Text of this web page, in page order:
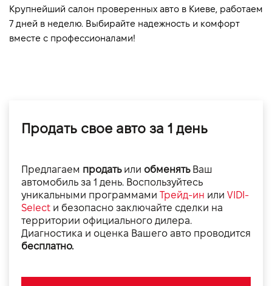
Крупнейший салон проверенных авто в Киеве, работаем
7 дней в неделю. Выбирайте надежность и комфорт
вместе с профессионалами!
Продать свое авто за 1 день
Предлагаем продатьили обменятьВаш
автомобиль за 1 день. Воспользуйтесь
уникальными программами Трейд-ин или VIDI-
Select и безопасно заключайте сделки на
территории официального дилера.
Диагностика и оценка Вашего авто проводится
бесплатно.